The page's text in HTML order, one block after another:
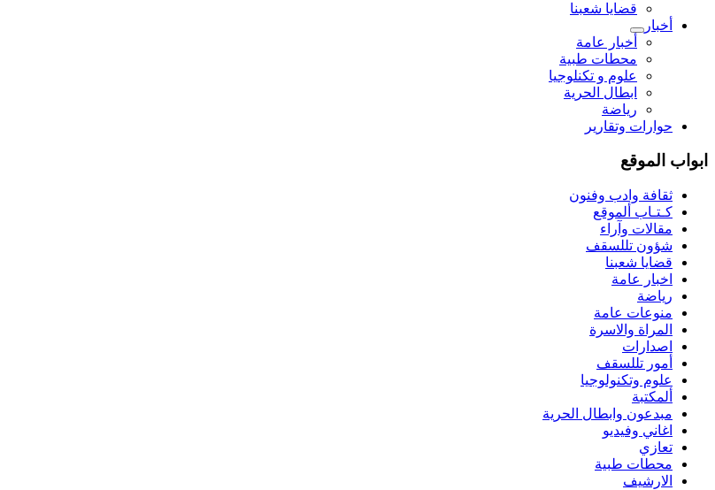
قضايا شعبنا
أخبار
أخبار عامة
محطات طبية
علوم و تکنلوجیا
ابطال الحرية
رياضة
حوارات وتقارير
ابواب الموقع
ثقافة وادب وفنون
كـتـاب ألموقع
مقالات وآراء
شؤون تللسقف
قضايا شعبنا
اخبار عامة
رياضة
منوعات عامة
المراة والاسرة
اصدارات
أمور تللسقف
علوم وتكنولوجيا
ألمكتبة
مبدعون وابطال الحرية
اغاني وفيديو
تعازي
محطات طبية
الارشيف